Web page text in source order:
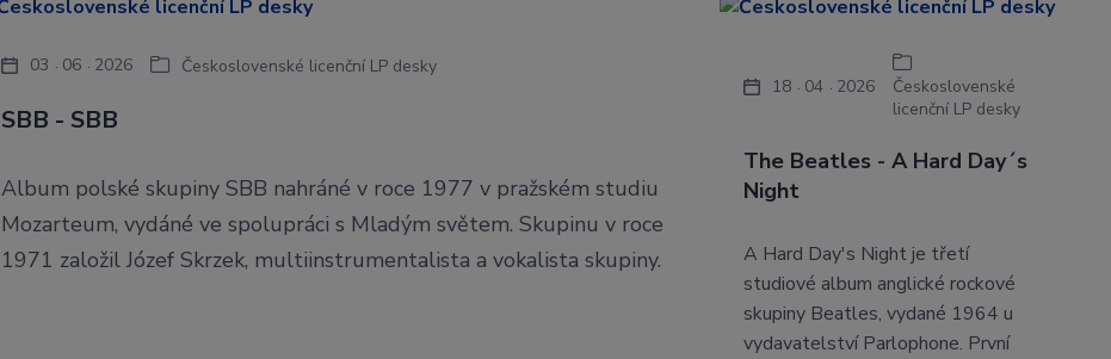
SBB - SBB
03 06 2026 Československé licenční LP desky
Album polské skupiny SBB nahráné v roce 1977 v pražském studiu
Mozarteum, vydáné ve spolupráci s Mladým světem. Skupinu v roce
1971 založil Józef Skrzek, multiinstrumentalista a vokalista skupiny.
The Beatles - A Hard Day´s
Night
18 04 2026
Československé
licenční LP desky
A Hard Day's Night je třetí
studiové album anglické rockové
skupiny Beatles, vydané 1964 u
vydavatelství Parlophone. První